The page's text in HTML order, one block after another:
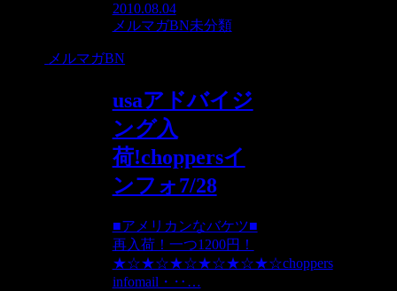
2010.08.04
メルマガBN未分類
メルマガBN
usaアドバイジ
ング入
荷!choppersイ
ンフォ7/28
■アメリカンなバケツ■
再入荷！一つ1200円！
★☆★☆★☆★☆★☆★☆choppers
infomail・‥…